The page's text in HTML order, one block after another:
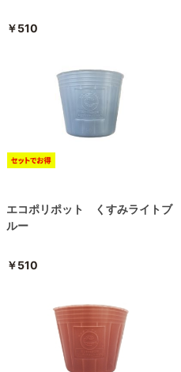
￥510
エコポリポット くすみライトブ
ルー
￥510